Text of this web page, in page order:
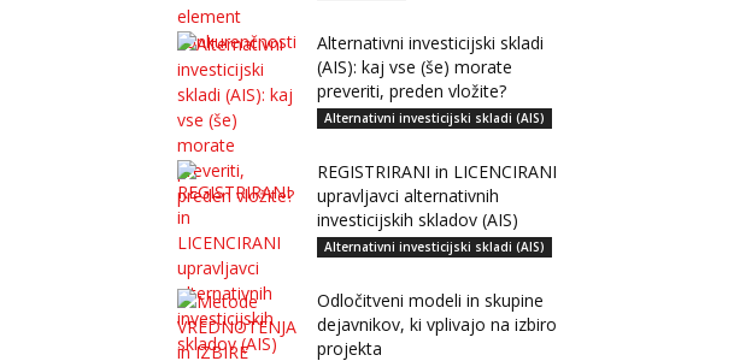
Alternativni investicijski skladi
(AIS): kaj vse (še) morate
preveriti, preden vložite?
Alternativni investicijski skladi (AIS)
REGISTRIRANI in LICENCIRANI
upravljavci alternativnih
investicijskih skladov (AIS)
Alternativni investicijski skladi (AIS)
Odločitveni modeli in skupine
dejavnikov, ki vplivajo na izbiro
projekta